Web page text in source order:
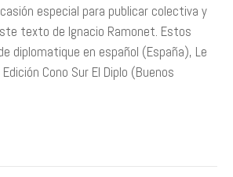
especial para publicar colectiva y
texto de Ignacio Ramonet. Estos
diplomatique en español (España), Le
Cono Sur El Diplo (Buenos